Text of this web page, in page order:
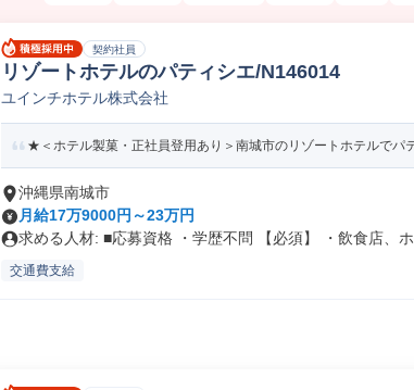
契約社員
リゾートホテルのパティシエ/N146014
ユインチホテル株式会社
★＜ホテル製菓・正社員登用あり＞南城市のリゾートホテルでパ
沖縄県南城市
月給17万9000円～23万円
求める人材: ■応募資格 ・学歴不問 【必須】 ・飲食店、ホ
交通費支給